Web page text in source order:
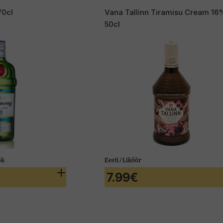
Jim Beam White Label 40% 70cl
Ameerika Ühendriigid / Whiskey
19.99€